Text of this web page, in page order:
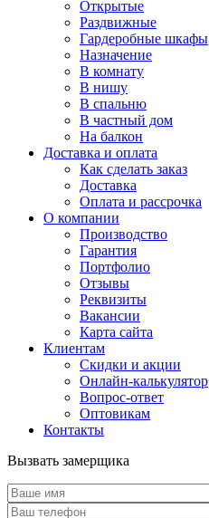
Открытые
Раздвижные
Гардеробные шкафы
Назначение
В комнату
В нишу
В спальню
В частный дом
На балкон
Доставка и оплата
Как сделать заказ
Доставка
Оплата и рассрочка
О компании
Производство
Гарантия
Портфолио
Отзывы
Реквизиты
Вакансии
Карта сайта
Клиентам
Скидки и акции
Онлайн-калькулятор
Вопрос-ответ
Оптовикам
Контакты
Вызвать замерщика